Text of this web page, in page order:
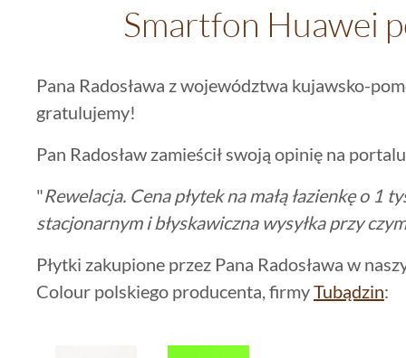
Smartfon Huawei
Pana Radosława z województwa kujawsko-
gratulujemy!
Pan Radosław zamieścił swoją opinię na
"Rewelacja. Cena płytek na małą łazienkę o 1
stacjonarnym i błyskawiczna wysyłka przy
Płytki zakupione przez Pana Radosława w
Colour polskiego producenta, firmyTubądzin: